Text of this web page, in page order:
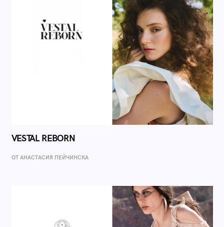
VESTAL REBORN
ОТ AНАСТАСИЯ ПЕЙЧИНСКА